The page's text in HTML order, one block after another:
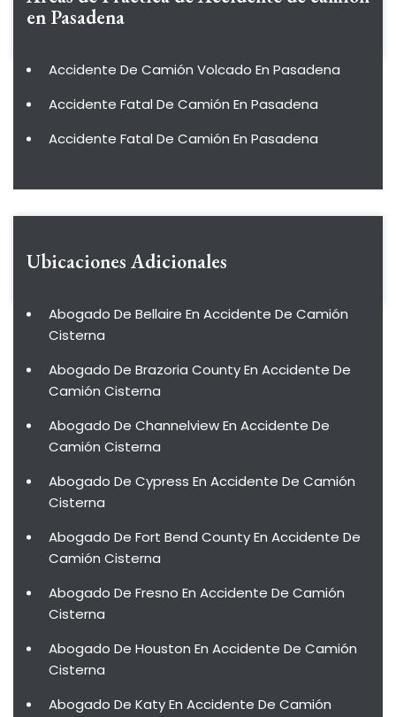
en Pasadena
Accidente De Camión Volcado En Pasadena
Accidente Fatal De Camión En Pasadena
Accidente Fatal De Camión En Pasadena
Ubicaciones Adicionales
Abogado De Bellaire En Accidente De Camión
Cisterna
Abogado De Brazoria County En Accidente De
Camión Cisterna
Abogado De Channelview En Accidente De
Camión Cisterna
Abogado De Cypress En Accidente De Camión
Cisterna
Abogado De Fort Bend County En Accidente De
Camión Cisterna
Abogado De Fresno En Accidente De Camión
Cisterna
Abogado De Houston En Accidente De Camión
Cisterna
Abogado De Katy En Accidente De Camión